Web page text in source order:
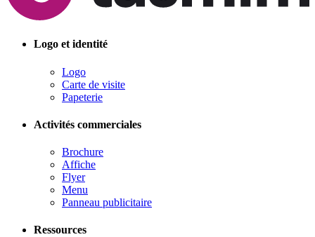
Logo et identité
Logo
Carte de visite
Papeterie
Activités commerciales
Brochure
Affiche
Flyer
Menu
Panneau publicitaire
Ressources